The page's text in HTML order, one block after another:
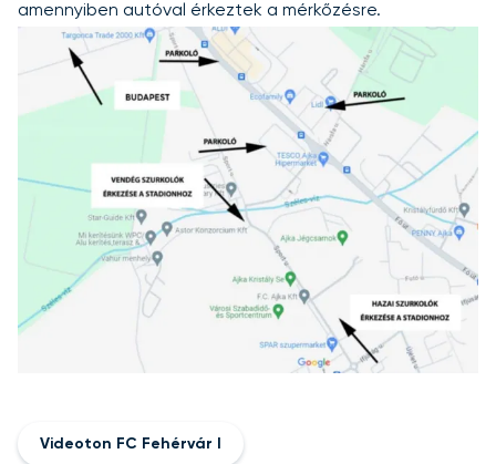
amennyiben autóval érkeztek a mérkőzésre.
Videoton FC Fehérvár I